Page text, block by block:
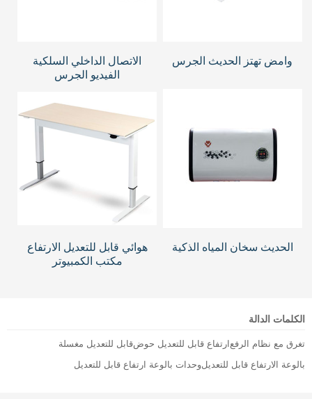
وامض تهتز الحديث الجرس
الاتصال الداخلي السلكية
الفيديو الجرس
الحديث سخان المياه الذكية
هوائي قابل للتعديل الارتفاع
مكتب الكمبيوتر
الكلمات الدالة
تغرق مع نظام الرفع ارتفاع قابل للتعديل حوضقابل للتعديل مغسلة
بالوعة الارتفاع قابل للتعديلوحدات بالوعة ارتفاع قابل للتعديل